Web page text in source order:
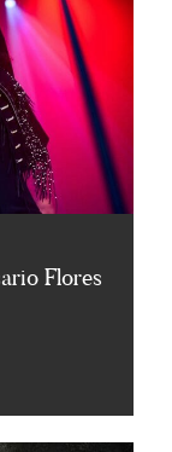
Flores